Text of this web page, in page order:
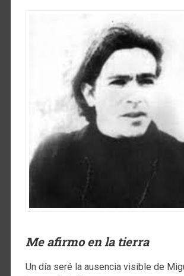
Me afirmo en la tierra
Un día seré la ausencia visible de